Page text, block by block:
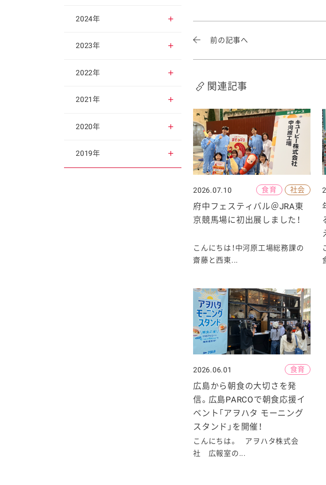
前の記事へ
関連記事
食育 社会
2026.07.10
府中フェスティバル＠JRA東
京競馬場に初出展しました！
こんにちは！中河原工場総務課の
齋藤と西東...
食育
2026.06.01
広島から朝食の大切さを発
信。広島PARCOで朝食応援イ
ベント「アヲハタ モーニング
スタンド」を開催！
こんにちは。 アヲハタ株式会
社 広報室の...
2025年12月
2025年11月
2025年10月
2025年9月
2025年8月
2025年7月
2024年
2024年12月
2024年11月
2024年10月
2024年9月
2024年8月
2023年
2023年12月
2023年11月
2023年10月
2023年9月
2022年
2022年12月
2022年11月
2022年10月
2021年
2021年12月
2021年11月
2020年
2020年12月
2019年